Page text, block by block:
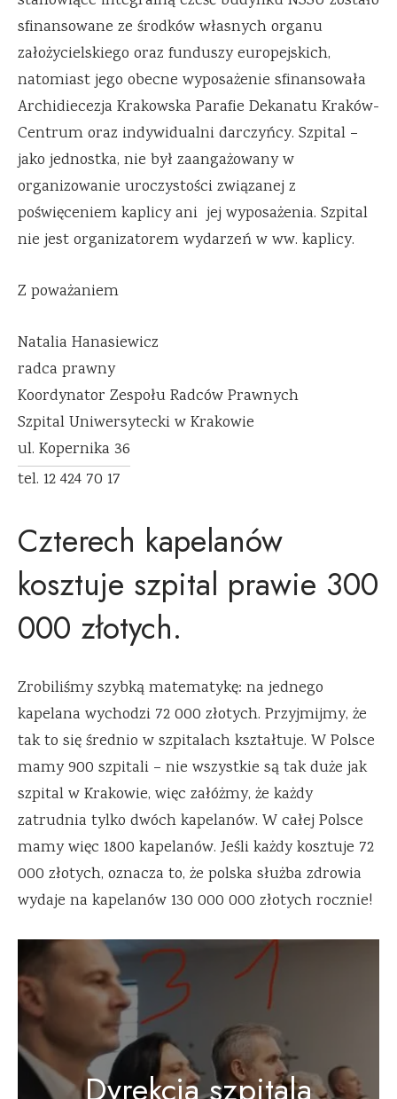
sfinansowane ze środków własnych organu
założycielskiego oraz funduszy europejskich,
natomiast jego obecne wyposażenie sfinansowała
Archidiecezja Krakowska Parafie Dekanatu Kraków-
Centrum oraz indywidualni darczyńcy. Szpital –
jako jednostka, nie był zaangażowany w
organizowanie uroczystości związanej z
poświęceniem kaplicy ani jej wyposażenia. Szpital
nie jest organizatorem wydarzeń w ww. kaplicy.
Z poważaniem
Natalia Hanasiewicz
radca prawny
Koordynator Zespołu Radców Prawnych
Szpital Uniwersytecki w Krakowie
ul. Kopernika 36
tel. 12 424 70 17
Czterech kapelanów
kosztuje szpital prawie 300
000 złotych.
Zrobiliśmy szybką matematykę: na jednego
kapelana wychodzi 72 000 złotych. Przyjmijmy, że
tak to się średnio w szpitalach kształtuje. W Polsce
mamy 900 szpitali – nie wszystkie są tak duże jak
szpital w Krakowie, więc załóżmy, że każdy
zatrudnia tylko dwóch kapelanów. W całej Polsce
mamy więc 1800 kapelanów. Jeśli każdy kosztuje 72
000 złotych, oznacza to, że polska służba zdrowia
wydaje na kapelanów 130 000 000 złotych rocznie!